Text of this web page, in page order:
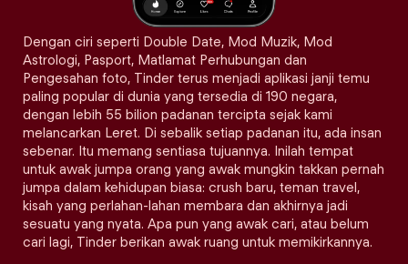
Dengan ciri seperti Double Date, Mod Muzik, Mod
Astrologi, Pasport, Matlamat Perhubungan dan
Pengesahan foto, Tinder terus menjadi aplikasi janji temu
paling popular di dunia yang tersedia di 190 negara,
dengan lebih 55 bilion padanan tercipta sejak kami
melancarkan Leret. Di sebalik setiap padanan itu, ada insan
sebenar. Itu memang sentiasa tujuannya. Inilah tempat
untuk awak jumpa orang yang awak mungkin takkan pernah
jumpa dalam kehidupan biasa: crush baru, teman travel,
kisah yang perlahan-lahan membara dan akhirnya jadi
sesuatu yang nyata. Apa pun yang awak cari, atau belum
cari lagi, Tinder berikan awak ruang untuk memikirkannya.